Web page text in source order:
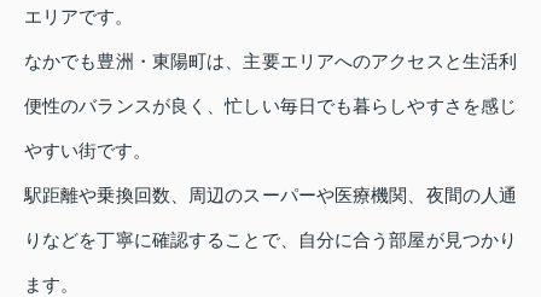
エリアです。
なかでも豊洲・東陽町は、主要エリアへのアクセスと生活利
便性のバランスが良く、忙しい毎日でも暮らしやすさを感じ
やすい街です。
駅距離や乗換回数、周辺のスーパーや医療機関、夜間の人通
りなどを丁寧に確認することで、自分に合う部屋が見つかり
ます。